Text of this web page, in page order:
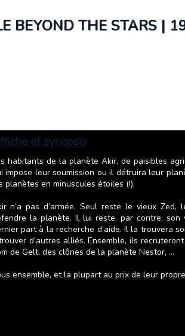
BEYOND THE STARS |
et synopsis
habitants de la planète Akir, de paisibles
impose leur soumission ou il détruira leur
planètes en minuscules étoiles (!).
n’a pas d’armée. Seul reste le vieux
la planète. Il lui reste, par contre, son
part à la recherche d’aide. Il la trouvera
d’autres alliés. Ensemble, ils
de Gelt, des clônes de la planète Nestor, …
ensemble, et la plupart au prix de leur